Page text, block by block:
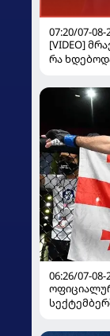
07:20/07-08-
[VIDEO]
რა
06:26/07-08-